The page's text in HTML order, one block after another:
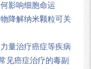
影响细胞命运
降解纳米颗粒可关
量治疗癌症等疾病
见癌症治疗的毒副